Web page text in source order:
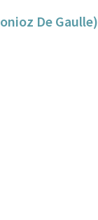
De Gaulle)